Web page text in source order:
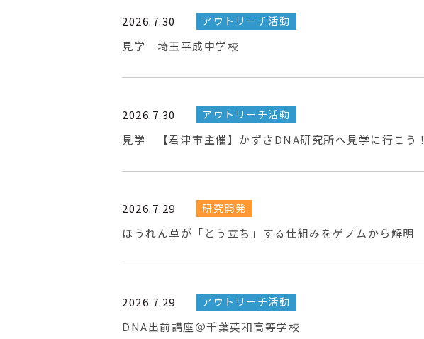
2026.7.30 アウトリーチ活動
見学 埼玉平成中学校
2026.7.30 アウトリーチ活動
見学 【君津市主催】かずさDNA研究所へ見学に行こう！
2026.7.29 研究開発
ほうれん草が「とう立ち」する仕組みをゲノムから解明
2026.7.29 アウトリーチ活動
DNA出前講座＠千葉英和高等学校